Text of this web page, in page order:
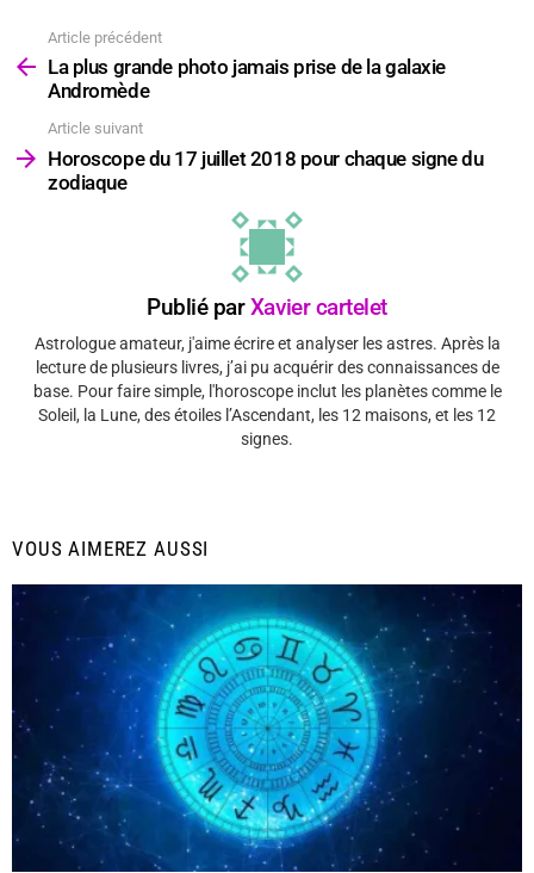
plus
Article précédent
La plus grande photo jamais prise de la galaxie
Andromède
Article suivant
Horoscope du 17 juillet 2018 pour chaque signe du
zodiaque
Publié parXavier cartelet
Astrologue amateur, j'aime écrire et analyser les astres. Après la
lecture de plusieurs livres, j’ai pu acquérir des connaissances de
base. Pour faire simple, l'horoscope inclut les planètes comme le
Soleil, la Lune, des étoiles l’Ascendant, les 12 maisons, et les 12
signes.
VOUS AIMEREZ AUSSI